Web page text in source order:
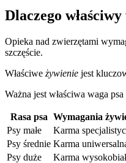
Dlaczego
Opieka nad zwierzętami
szczęście.
Właściwe żywienie jest
Ważna jest właściwa waga
Rasa psa Wymagania
Psy małe
Karma
Psy średnie Karma
Psy duże
Karma